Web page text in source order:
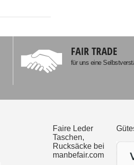
FAIR TRADE
für uns eine
Faire Leder
Taschen,
Rucksäcke bei
manbefair.com